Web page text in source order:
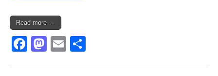
Read more →
F
M
E